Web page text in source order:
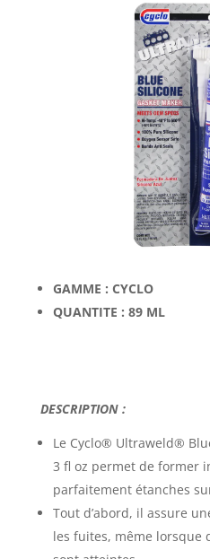
GAMME : CYCLO
QUANTITE : 89 ML
DESCRIPTION :
Le Cyclo® Ultraweld®
3 fl oz permet de former
parfaitement étanches
Tout d’abord, il assure
les fuites, même lorsque